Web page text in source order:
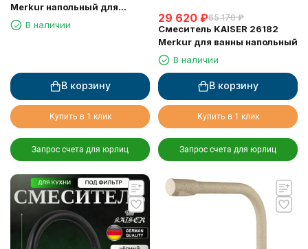
Merkur напольный для
ванны, чёрный матовый
В наличии
В корзину
Купить в 1 клик
Запрос счета для юрлиц
29 620 ₽65 170 ₽
Смеситель KAISER 26182
Merkur для ванны напольный
В наличии
В корзину
Купить в 1 клик
Запрос счета для юрлиц